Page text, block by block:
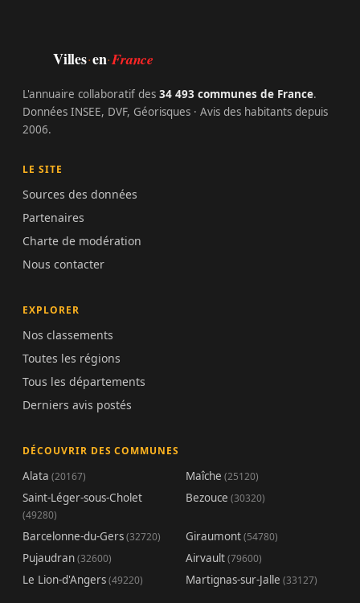
Villes·en·France
L'annuaire collaboratif des 34 493 communes de France.
Données INSEE, DVF, Géorisques · Avis des habitants depuis
2006.
LE SITE
Sources des données
Partenaires
Charte de modération
Nous contacter
EXPLORER
Nos classements
Toutes les régions
Tous les départements
Derniers avis postés
DÉCOUVRIR DES COMMUNES
Alata (20167) Maîche (25120)
Saint-Léger-sous-Cholet
(49280)
Bezouce (30320)
Barcelonne-du-Gers(32720) Giraumont(54780)
Pujaudran(32600) Airvault(79600)
Le Lion-d'Angers(49220) Martignas-sur-Jalle (33127)